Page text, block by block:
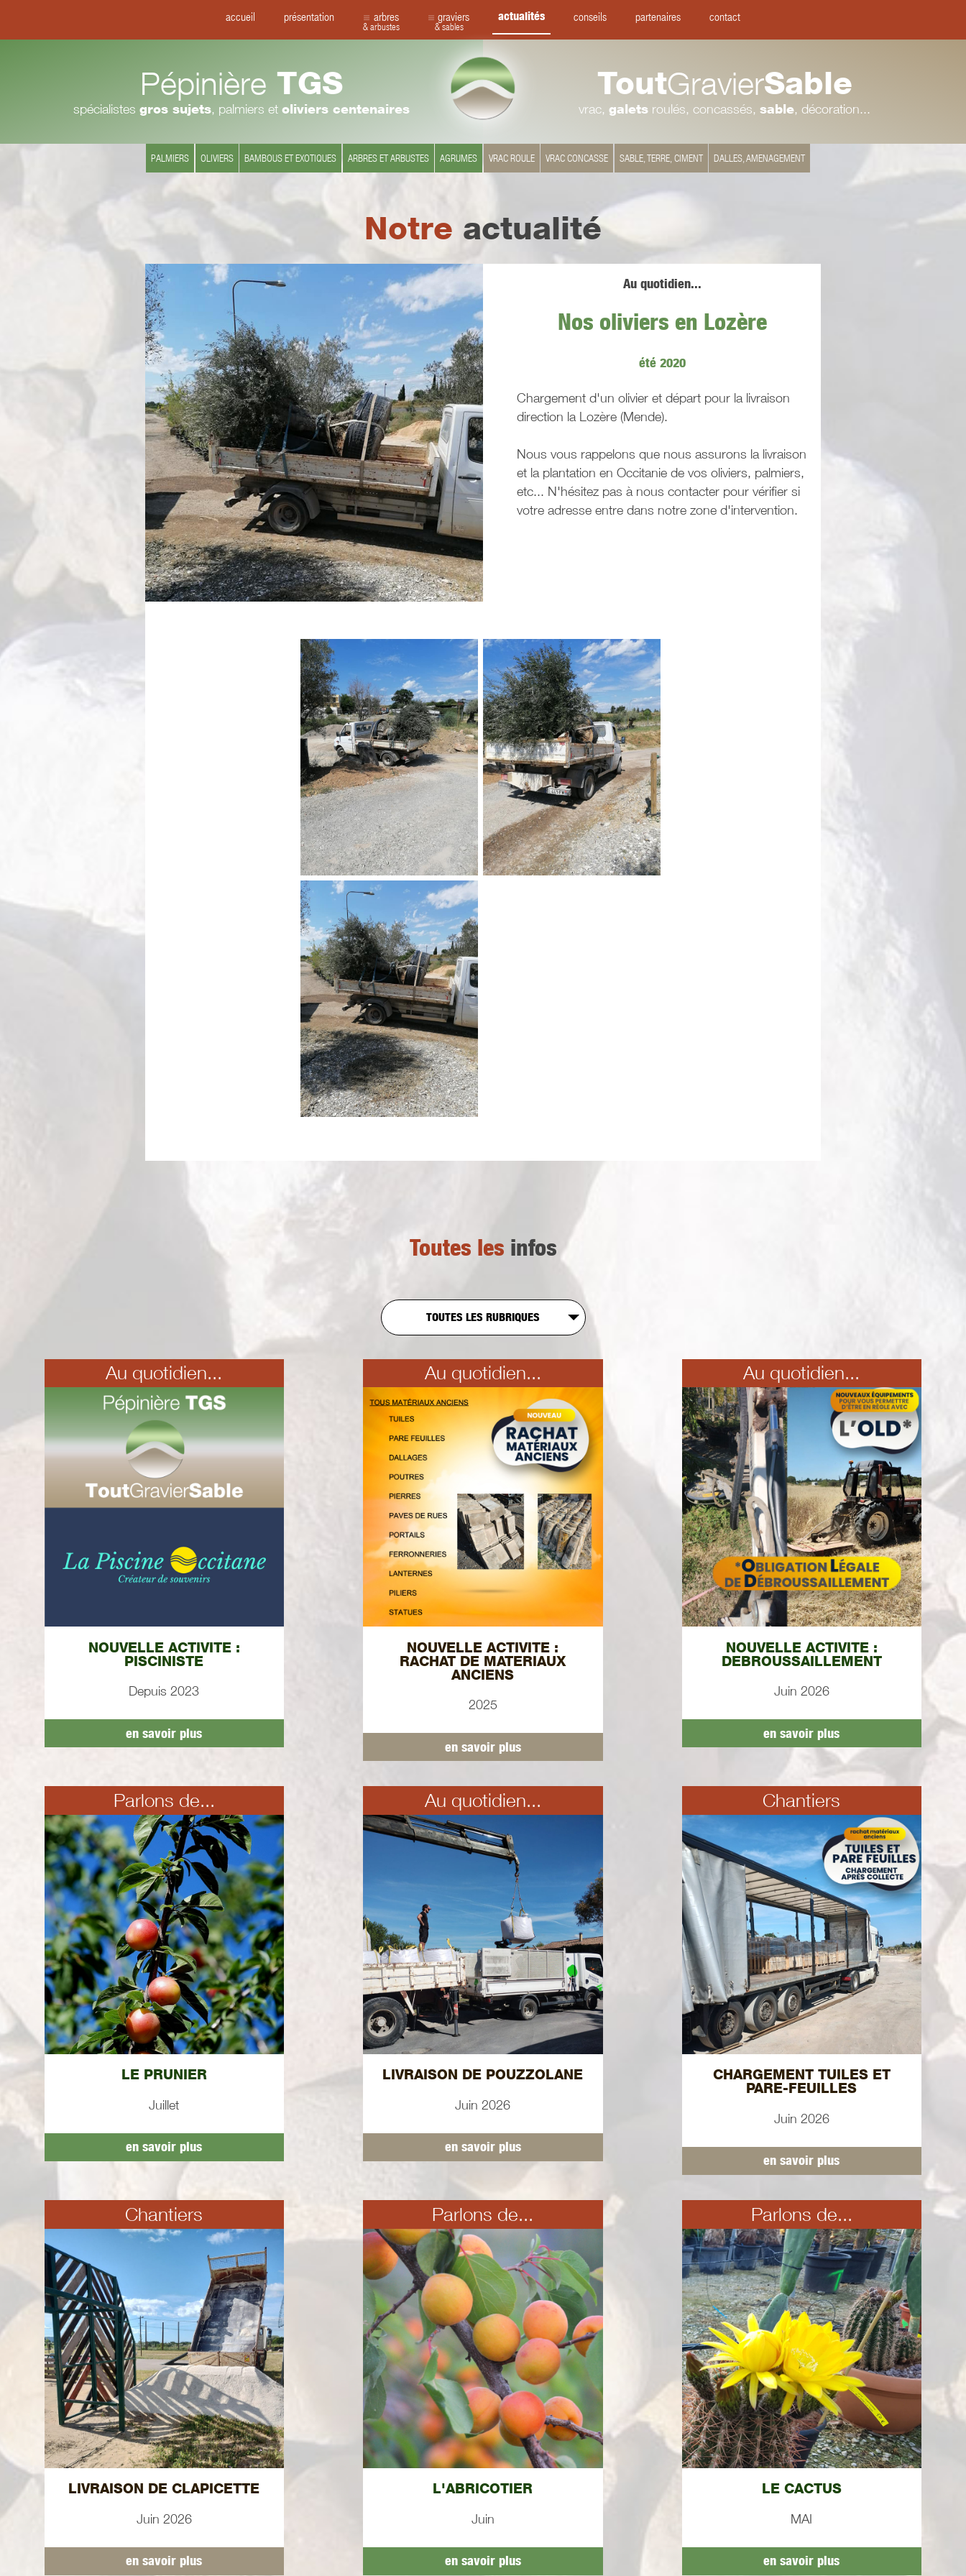
accueil présentation arbres
& arbustes
graviers
& sables
actualités conseils partenaires contact
Pépinière TGS
spécialistes gros sujets, palmiers et oliviers centenaires
ToutGravierSable
vrac, galets roulés, concassés, sable, décoration...
PALMIERS OLIVIERS BAMBOUS ET EXOTIQUES ARBRES ET ARBUSTES AGRUMES VRAC ROULE VRAC CONCASSE SABLE, TERRE, CIMENT DALLES, AMENAGEMENT
Notre actualité
Au quotidien...
Nos oliviers en Lozère
été 2020
Chargement d'un olivier et départ pour la livraison
direction la Lozère (Mende).
Nous vous rappelons que nous assurons la livraison
et la plantation en Occitanie de vos oliviers, palmiers,
etc... N'hésitez pas à nous contacter pour vérifier si
votre adresse entre dans notre zone d'intervention.
Toutes les infos
TOUTES LES RUBRIQUES
Au quotidien...
NOUVELLE ACTIVITE :
PISCINISTE
Depuis 2023
en savoir plus
Au quotidien...
NOUVELLE ACTIVITE :
RACHAT DE MATERIAUX
ANCIENS
2025
en savoir plus
Au quotidien...
NOUVELLE ACTIVITE :
DEBROUSSAILLEMENT
Juin 2026
en savoir plus
Parlons de...
LE PRUNIER
Juillet
en savoir plus
Au quotidien...
LIVRAISON DE POUZZOLANE
Juin 2026
en savoir plus
Chantiers
CHARGEMENT TUILES ET
PARE-FEUILLES
Juin 2026
en savoir plus
Chantiers
LIVRAISON DE CLAPICETTE
Juin 2026
en savoir plus
Parlons de...
L'ABRICOTIER
Juin
en savoir plus
Parlons de...
LE CACTUS
MAI
en savoir plus